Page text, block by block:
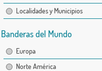
Localidades y Municipios
Banderas del Mundo
Europa
Norte América